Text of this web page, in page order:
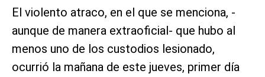
El violento atraco, en el que se menciona, -
aunque de manera extraoficial- que hubo al
menos uno de los custodios lesionado,
ocurrió la mañana de este jueves, primer día